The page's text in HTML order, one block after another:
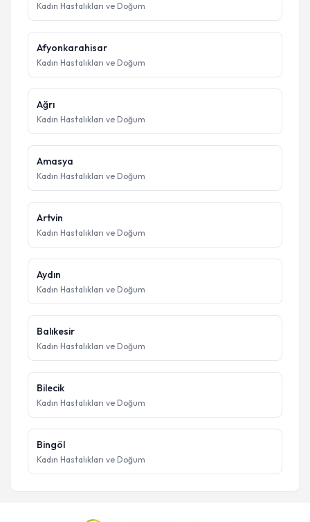
Kadın Hastalıkları ve Doğum
Afyonkarahisar
Kadın Hastalıkları ve Doğum
Ağrı
Kadın Hastalıkları ve Doğum
Amasya
Kadın Hastalıkları ve Doğum
Artvin
Kadın Hastalıkları ve Doğum
Aydın
Kadın Hastalıkları ve Doğum
Balıkesir
Kadın Hastalıkları ve Doğum
Bilecik
Kadın Hastalıkları ve Doğum
Bingöl
Kadın Hastalıkları ve Doğum